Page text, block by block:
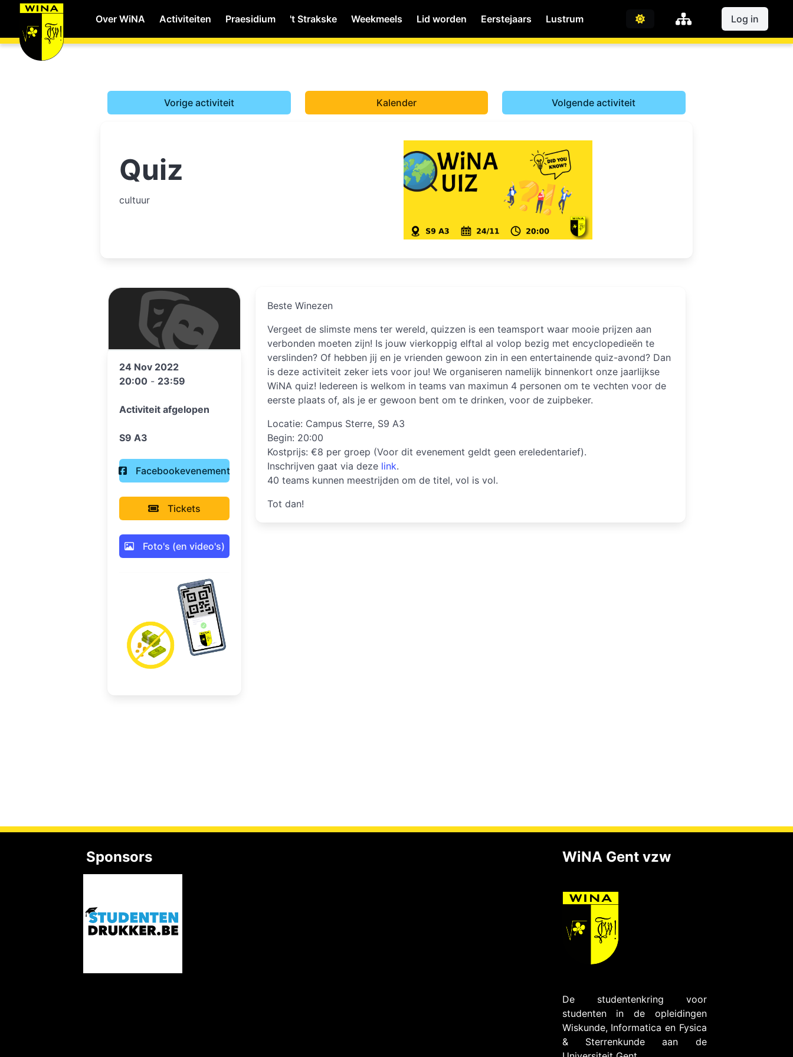
Over WiNA Activiteiten Praesidium 't Strakske Weekmeels Lid worden Eerstejaars Lustrum Log in
WiNA MyWiNA
Shop
Studie
Home
Schachten
Vorige activiteit Kalender Volgende activiteit
Quiz
cultuur
24 Nov 2022
20:00 - 23:59
Activiteit afgelopen
S9 A3
Facebookevenement
Tickets
Foto's (en video's)
Beste Winezen
Vergeet de slimste mens ter wereld, quizzen is een teamsport waar mooie prijzen aan
verbonden moeten zijn! Is jouw vierkoppig elftal al volop bezig met encyclopedieën te
verslinden? Of hebben jij en je vrienden gewoon zin in een entertainende quiz-avond? Dan
is deze activiteit zeker iets voor jou! We organiseren namelijk binnenkort onze jaarlijkse
WiNA quiz! Iedereen is welkom in teams van maximun 4 personen om te vechten voor de
eerste plaats of, als je er gewoon bent om te drinken, voor de zuipbeker.
Locatie: Campus Sterre, S9 A3
Begin: 20:00
Kostprijs: €8 per groep (Voor dit evenement geldt geen ereledentarief).
Inschrijven gaat via deze link.
40 teams kunnen meestrijden om de titel, vol is vol.
Tot dan!
Sponsors WiNA Gent vzw
De studentenkring voor
studenten in de opleidingen
Wiskunde, Informatica en Fysica
& Sterrenkunde aan de